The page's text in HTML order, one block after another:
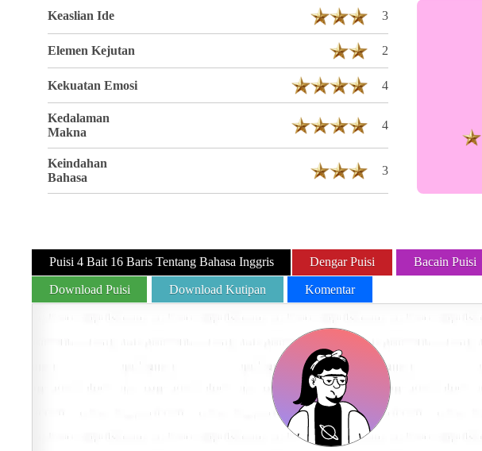
Keaslian Ide 3
Elemen Kejutan 2
Kekuatan Emosi 4
Kedalaman
Makna
4
Keindahan
Bahasa
3
Puisi 4 Bait 16 Baris Tentang Bahasa Inggris Dengar Puisi Bacain Puisi
Download Puisi Download Kutipan Komentar